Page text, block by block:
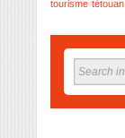
tourisme tétouan